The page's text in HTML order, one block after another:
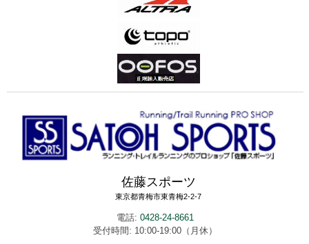
佐藤スポーツ
東京都青梅市東青梅2-2-7
電話: 0428-24-8661
受付時間: 10:00-19:00（月休）